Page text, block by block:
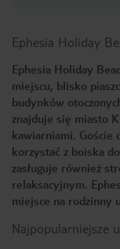
Ephesia Holiday
Ephesia Holiday
miejscu, blisko
budynków
znajduje się miasto
kawiarniami. Goście
korzystać z boiska
zasługuje również
relaksacyjnym.
miejsce na rodzinny
Najpopularniejsze